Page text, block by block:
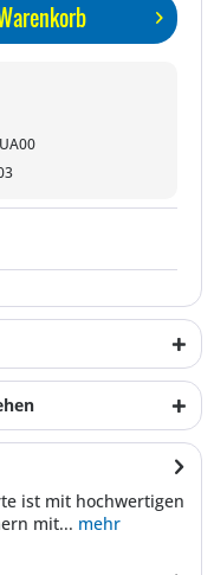
ist mit hochwertigen
mit... mehr